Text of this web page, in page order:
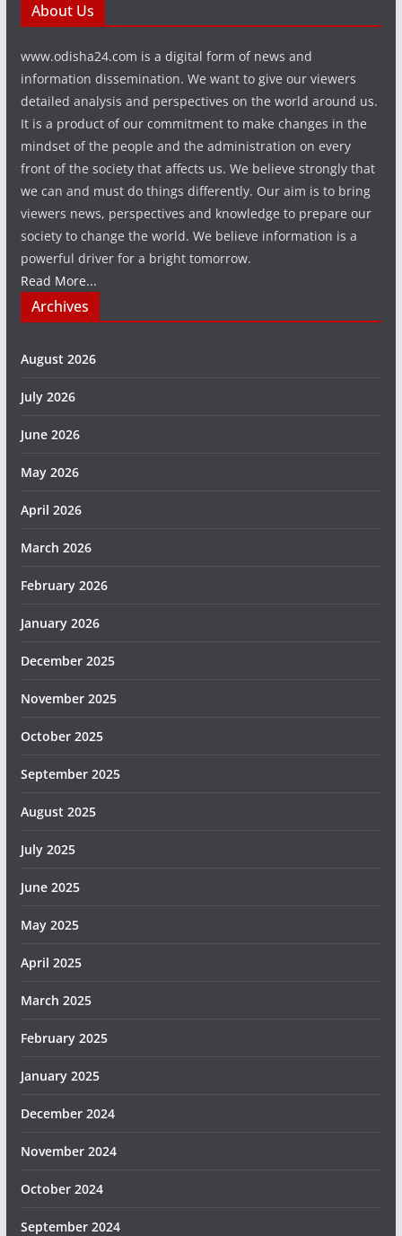
About Us
www.odisha24.com is a digital form of news and
information dissemination. We want to give our viewers
detailed analysis and perspectives on the world around us.
It is a product of our commitment to make changes in the
mindset of the people and the administration on every
front of the society that affects us. We believe strongly that
we can and must do things differently. Our aim is to bring
viewers news, perspectives and knowledge to prepare our
society to change the world. We believe information is a
powerful driver for a bright tomorrow.
Read More...
Archives
August 2026
July 2026
June 2026
May 2026
April 2026
March 2026
February 2026
January 2026
December 2025
November 2025
October 2025
September 2025
August 2025
July 2025
June 2025
May 2025
April 2025
March 2025
February 2025
January 2025
December 2024
November 2024
October 2024
September 2024